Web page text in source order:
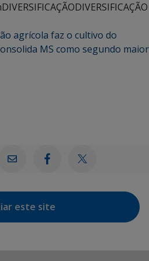
DIVERSIFICAÇÃODIVERSIFICAÇÃO
agrícola faz o cultivo do
MS como segundo maior
este site